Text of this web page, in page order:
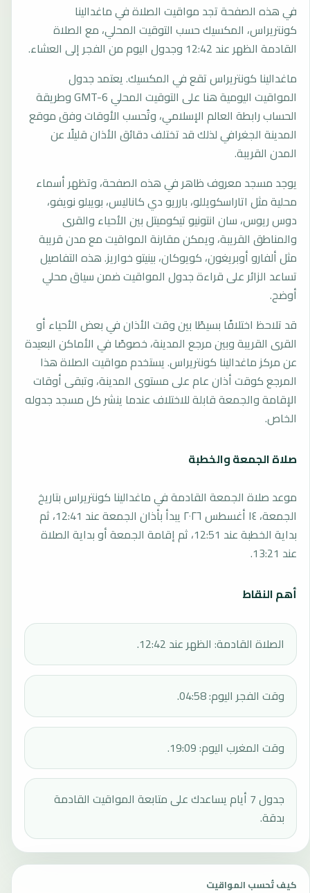
في هذه الصفحة تجد مواقيت الصلاة في ماغدالينا
كونتريراس، المكسيك حسب التوقيت المحلي، مع الصلاة
القادمة الظهر عند 12:42 وجدول اليوم من الفجر إلى العشاء.
ماغدالينا كونتريراس تقع في المكسيك. يعتمد جدول
المواقيت اليومية هنا على التوقيت المحلي GMT-6 وطريقة
الحساب رابطة العالم الإسلامي، وتُحسب الأوقات وفق موقع
المدينة الجغرافي لذلك قد تختلف دقائق الأذان قليلًا عن
المدن القريبة.
يوجد مسجد معروف ظاهر في هذه الصفحة، وتظهر أسماء
محلية مثل اتاراسكويللو، بارريو دي كاناليس، بويبلو نويفو،
دوس ريوس، سان انتونيو تيكوميتل بين الأحياء والقرى
والمناطق القريبة، ويمكن مقارنة المواقيت مع مدن قريبة
مثل ألفارو أوبريغون، كويوكان، بينيتو خواريز. هذه التفاصيل
تساعد الزائر على قراءة جدول المواقيت ضمن سياق محلي
أوضح.
قد تلاحظ اختلافًا بسيطًا بين وقت الأذان في بعض الأحياء أو
القرى القريبة وبين مرجع المدينة، خصوصًا في الأماكن البعيدة
عن مركز ماغدالينا كونتريراس. يستخدم مواقيت الصلاة هذا
المرجع كوقت أذان عام على مستوى المدينة، وتبقى أوقات
الإقامة والجمعة قابلة للاختلاف عندما ينشر كل مسجد جدوله
الخاص.
صلاة الجمعة والخطبة
موعد صلاة الجمعة القادمة في ماغدالينا كونتريراس بتاريخ
الجمعة، ١٤ أغسطس ٢٠٢٦ يبدأ بأذان الجمعة عند 12:41، ثم
بداية الخطبة عند 12:51، ثم إقامة الجمعة أو بداية الصلاة
عند 13:21.
أهم النقاط
الصلاة القادمة: الظهر عند 12:42.
وقت الفجر اليوم: 04:58.
وقت المغرب اليوم: 19:09.
جدول 7 أيام يساعدك على متابعة المواقيت القادمة
بدقة.
كيف تُحسب المواقيت